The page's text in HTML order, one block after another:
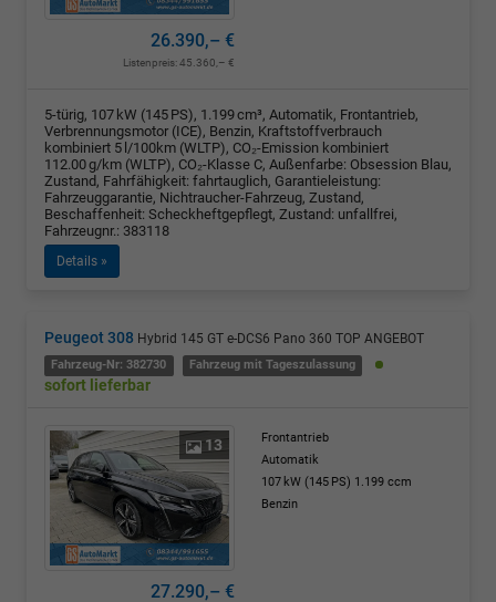
26.390,– €
Listenpreis:45.360,– €
5-türig, 107 kW (145 PS), 1.199 cm³, Automatik, Frontantrieb,
Verbrennungsmotor (ICE), Benzin, Kraftstoffverbrauch
kombiniert 5 l/100km (WLTP), CO₂-Emission kombiniert
112.00 g/km (WLTP), CO₂-Klasse C, Außenfarbe: Obsession Blau,
Zustand, Fahrfähigkeit: fahrtauglich, Garantieleistung:
Fahrzeuggarantie, Nichtraucher-Fahrzeug, Zustand,
Beschaffenheit: Scheckheftgepflegt, Zustand: unfallfrei,
Fahrzeugnr.: 383118
Details »
Peugeot 308 Hybrid 145 GT e-DCS6 Pano 360 TOP ANGEBOT
Fahrzeug-Nr: 382730 Fahrzeug mit Tageszulassung
sofort lieferbar
13
Frontantrieb
Automatik
107 kW (145 PS) 1.199 ccm
Benzin
27.290,– €